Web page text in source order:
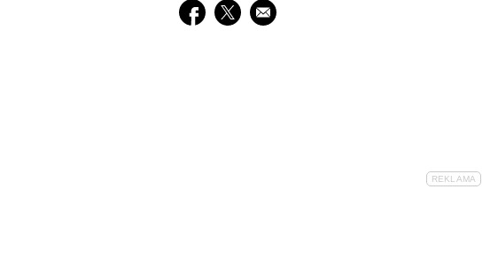
Udostępnij na facebook
Udostępnij na twitter
E-mail do przyjaciela